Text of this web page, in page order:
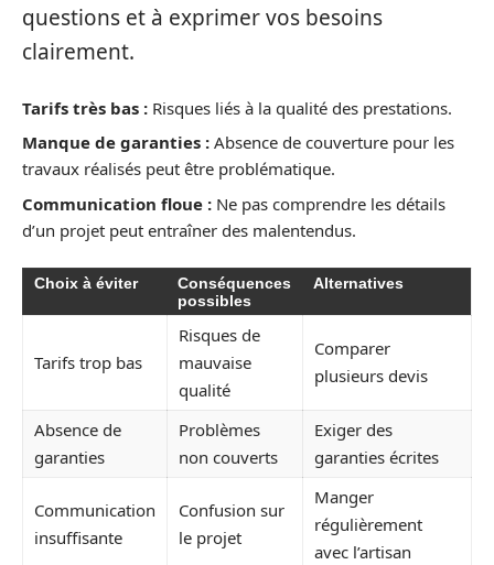
questions et à exprimer vos besoins
clairement.
Tarifs très bas : Risques liés à la qualité des prestations.
Manque de garanties : Absence de couverture pour les
travaux réalisés peut être problématique.
Communication floue : Ne pas comprendre les détails
d’un projet peut entraîner des malentendus.
Choix à éviter
Conséquences
possibles
Alternatives
Tarifs trop bas
Risques de
mauvaise
qualité
Comparer
plusieurs devis
Absence de
garanties
Problèmes
non couverts
Exiger des
garanties écrites
Communication
insuffisante
Confusion sur
le projet
Manger
régulièrement
avec l’artisan